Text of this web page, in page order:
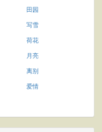
田园
写雪
荷花
月亮
离别
爱情